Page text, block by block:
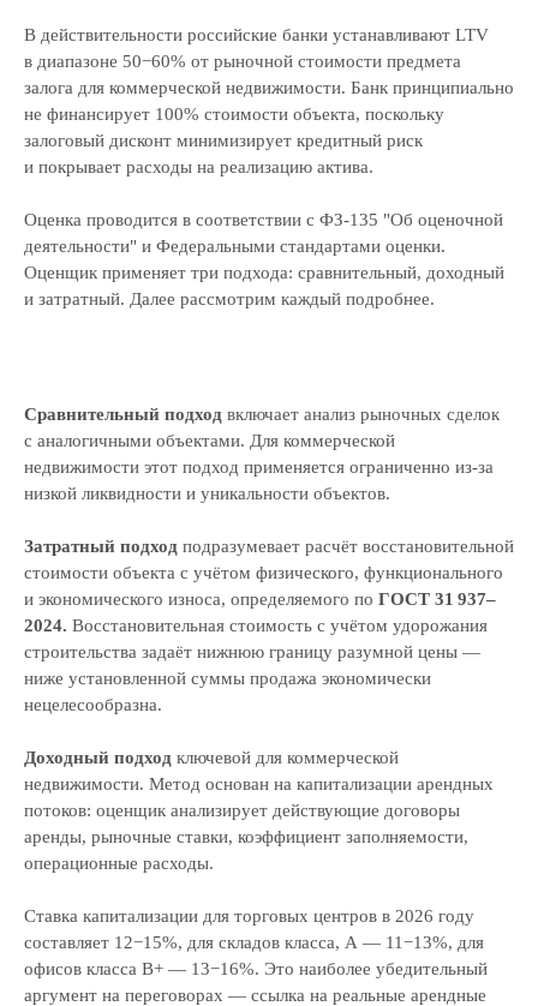
В действительности российские банки устанавливают LTV
в диапазоне 50−60% от рыночной стоимости предмета
залога для коммерческой недвижимости. Банк принципиально
не финансирует 100% стоимости объекта, поскольку
залоговый дисконт минимизирует кредитный риск
и покрывает расходы на реализацию актива.
Оценка проводится в соответствии с ФЗ-135 "Об оценочной
деятельности" и Федеральными стандартами оценки.
Оценщик применяет три подхода: сравнительный, доходный
и затратный. Далее рассмотрим каждый подробнее.
Сравнительный подход включает анализ рыночных сделок
с аналогичными объектами. Для коммерческой
недвижимости этот подход применяется ограниченно из-за
низкой ликвидности и уникальности объектов.
Затратный подход подразумевает расчёт восстановительной
стоимости объекта с учётом физического, функционального
и экономического износа, определяемого по ГОСТ 31 937–
2024. Восстановительная стоимость с учётом удорожания
строительства задаёт нижнюю границу разумной цены —
ниже установленной суммы продажа экономически
нецелесообразна.
Доходный подход ключевой для коммерческой
недвижимости. Метод основан на капитализации арендных
потоков: оценщик анализирует действующие договоры
аренды, рыночные ставки, коэффициент заполняемости,
операционные расходы.
Ставка капитализации для торговых центров в 2026 году
составляет 12−15%, для складов класса, А — 11−13%, для
офисов класса В+ — 13−16%. Это наиболее убедительный
аргумент на переговорах — ссылка на реальные арендные